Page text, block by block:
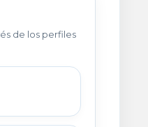
de los perfiles